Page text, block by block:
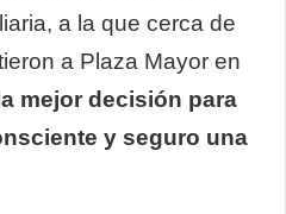
a la que cerca de
a Plaza Mayor en
mejor decisión para
y seguro una